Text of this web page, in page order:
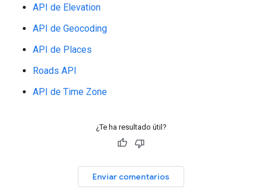
API de Elevation
API de Geocoding
API de Places
Roads API
API de Time Zone
¿Te ha resultado útil?
Enviar comentarios